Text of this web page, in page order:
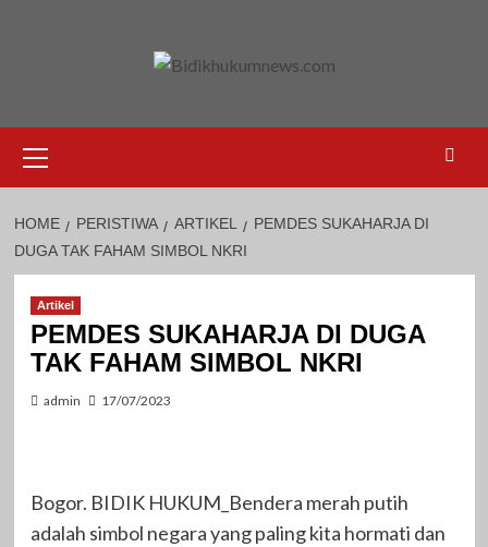
Menu
HOME PERISTIWA ARTIKEL
PEMDES SUKAHARJA DI
DUGA TAK FAHAM SIMBOL NKRI
Artikel
PEMDES SUKAHARJA DI DUGA
TAK FAHAM SIMBOL NKRI
admin 17/07/2023
Bogor. BIDIK HUKUM_Bendera merah putih
adalah simbol negara yang paling kita hormati dan